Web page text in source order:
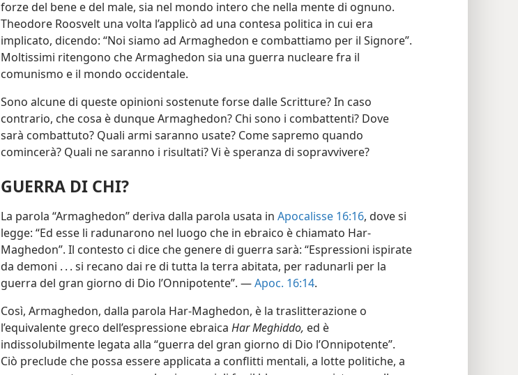
forze del bene e del male, sia nel mondo intero che nella mente di ognuno.
Theodore Roosvelt una volta l’applicò ad una contesa politica in cui era
implicato, dicendo: “Noi siamo ad Armaghedon e combattiamo per il Signore”.
Moltissimi ritengono che Armaghedon sia una guerra nucleare fra il
comunismo e il mondo occidentale.
Sono alcune di queste opinioni sostenute forse dalle Scritture? In caso
contrario, che cosa è dunque Armaghedon? Chi sono i combattenti? Dove
sarà combattuto? Quali armi saranno usate? Come sapremo quando
comincerà? Quali ne saranno i risultati? Vi è speranza di sopravvivere?
GUERRA DI CHI?
La parola “Armaghedon” deriva dalla parola usata in Apocalisse 16:16, dove si
legge: “Ed esse li radunarono nel luogo che in ebraico è chiamato Har-
Maghedon”. Il contesto ci dice che genere di guerra sarà: “Espressioni ispirate
da demoni . . . si recano dai re di tutta la terra abitata, per radunarli per la
guerra del gran giorno di Dio l’Onnipotente”. —Apoc. 16:14.
Così, Armaghedon, dalla parola Har-Maghedon, è la traslitterazione o
l’equivalente greco dell’espressione ebraica Har Meghiddo, ed è
indissolubilmente legata alla “guerra del gran giorno di Dio l’Onnipotente”.
Ciò preclude che possa essere applicata a conflitti mentali, a lotte politiche, a